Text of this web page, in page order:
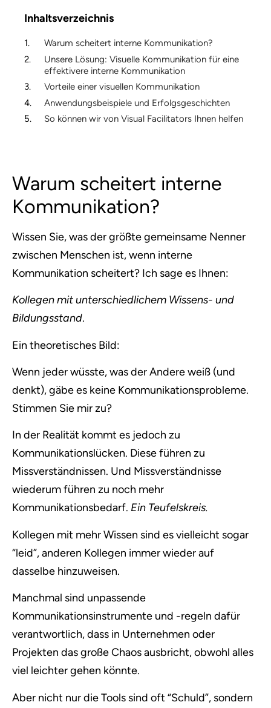
Inhaltsverzeichnis
Warum scheitert interne Kommunikation?
Unsere Lösung: Visuelle Kommunikation für eine
effektivere interne Kommunikation
Vorteile einer visuellen Kommunikation
Anwendungsbeispiele und Erfolgsgeschichten
So können wir von Visual Facilitators Ihnen helfen
Warum scheitert interne
Kommunikation?
Wissen Sie, was der größte gemeinsame Nenner
zwischen Menschen ist, wenn interne
Kommunikation scheitert? Ich sage es Ihnen:
Kollegen mit unterschiedlichem Wissens- und
Bildungsstand.
Ein theoretisches Bild:
Wenn jeder wüsste, was der Andere weiß (und
denkt), gäbe es keine Kommunikationsprobleme.
Stimmen Sie mir zu?
In der Realität kommt es jedoch zu
Kommunikationslücken. Diese führen zu
Missverständnissen. Und Missverständnisse
wiederum führen zu noch mehr
Kommunikationsbedarf. Ein Teufelskreis.
Kollegen mit mehr Wissen sind es vielleicht sogar
“leid”, anderen Kollegen immer wieder auf
dasselbe hinzuweisen.
Manchmal sind unpassende
Kommunikationsinstrumente und -regeln dafür
verantwortlich, dass in Unternehmen oder
Projekten das große Chaos ausbricht, obwohl alles
viel leichter gehen könnte.
Aber nicht nur die Tools sind oft “Schuld”, sondern